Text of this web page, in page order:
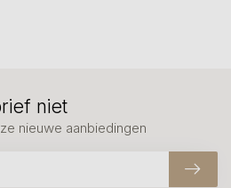
niet
nieuwe aanbiedingen